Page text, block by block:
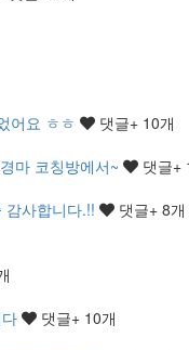
어요 ㅎㅎ
댓글+ 10개
마 코칭방에서~
댓글+
사합니다.!!
댓글+ 8개
댓글+ 10개